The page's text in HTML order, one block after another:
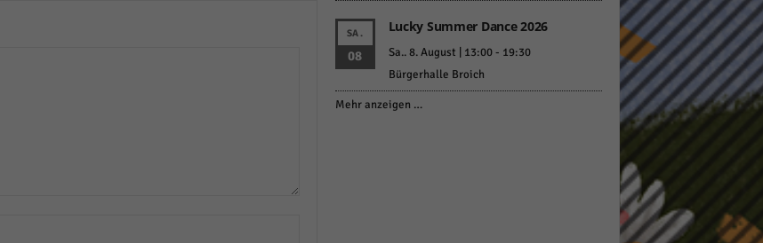
SA.
08
Lucky Summer Dance 2026
Sa.. 8. August | 13:00- 19:30
Bürgerhalle Broich
Mehr anzeigen …